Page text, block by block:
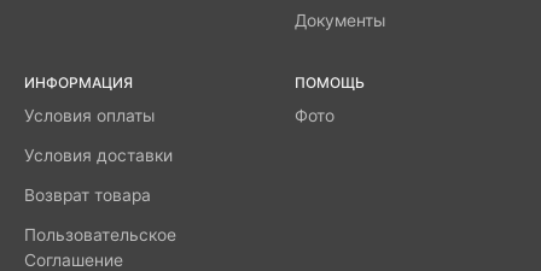
Документы
ИНФОРМАЦИЯ
Условия оплаты
Условия доставки
Возврат товара
Пользовательское
Соглашение
ПОМОЩЬ
Фото